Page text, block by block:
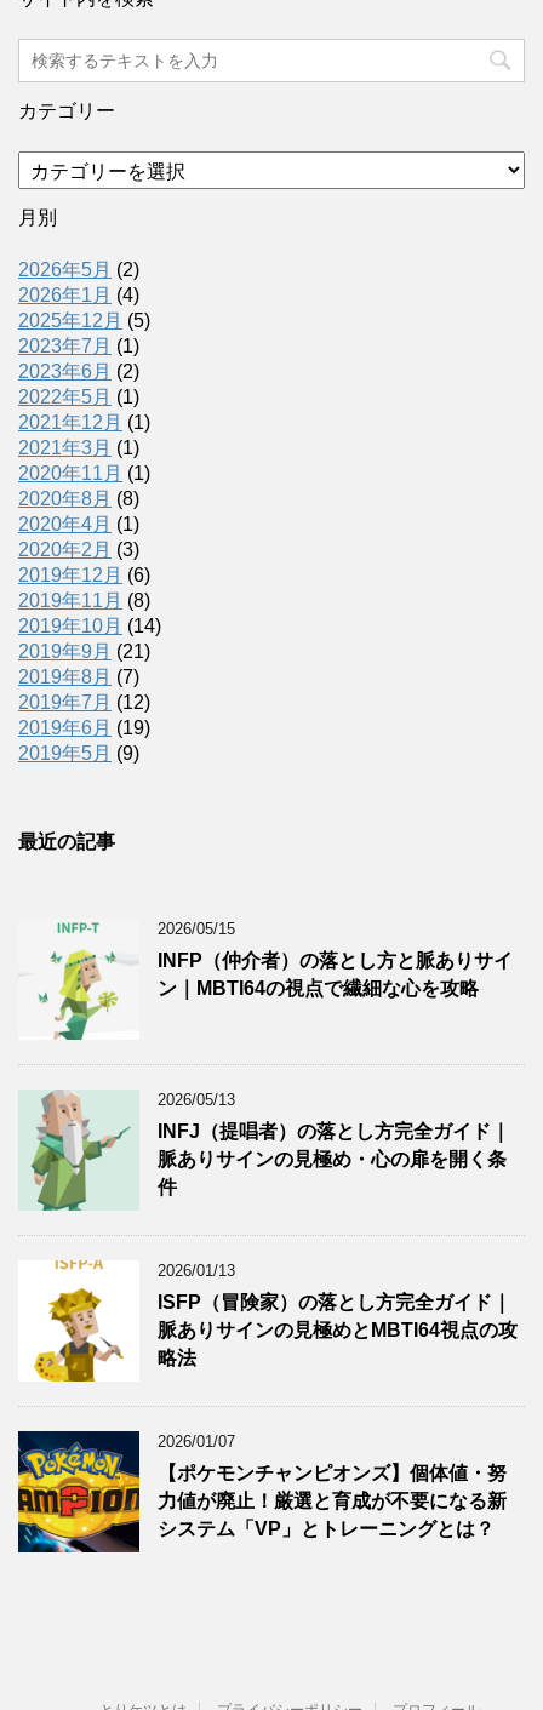
カテゴリー
テ
ゴ
ー
月別
2026年5月 (2)
2026年1月 (4)
2025年12月 (5)
2023年7月 (1)
2023年6月 (2)
2022年5月 (1)
2021年12月 (1)
2021年3月 (1)
2020年11月 (1)
2020年8月 (8)
2020年4月 (1)
2020年2月 (3)
2019年12月 (6)
2019年11月 (8)
2019年10月 (14)
2019年9月 (21)
2019年8月 (7)
2019年7月 (12)
2019年6月 (19)
2019年5月 (9)
最近の記事
2026/05/15
INFP（仲介者）の落とし方と脈ありサイ
ン｜MBTI64の視点で繊細な心を攻略
2026/05/13
INFJ（提唱者）の落とし方完全ガイド｜
脈ありサインの見極め・心の扉を開く条
件
2026/01/13
ISFP（冒険家）の落とし方完全ガイド｜
脈ありサインの見極めとMBTI64視点の攻
略法
2026/01/07
【ポケモンチャンピオンズ】個体値・努
力値が廃止！厳選と育成が不要になる新
システム「VP」とトレーニングとは？